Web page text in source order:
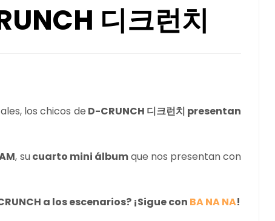
디크런치
los chicos de D-CRUNCH 디크런치 presentan
, sucuarto mini álbumque nos presentan con
a los escenarios? ¡Sigue con BA NA NA!